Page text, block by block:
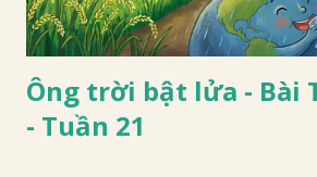
Ông trời bật lửa - Bài
- Tuần 21